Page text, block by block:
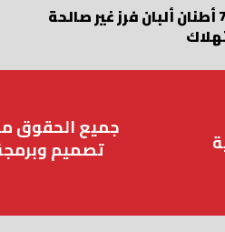
ضبط 7 أطنان ألبان فرز غير صالحة
جميع الحقوق
تصميم